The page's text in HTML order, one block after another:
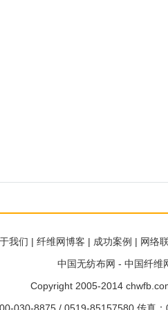
我们 | 纤维网博客 | 成功案例 | 网络
中国无纺布网 - 中国纤维
Copyright 2005-2014